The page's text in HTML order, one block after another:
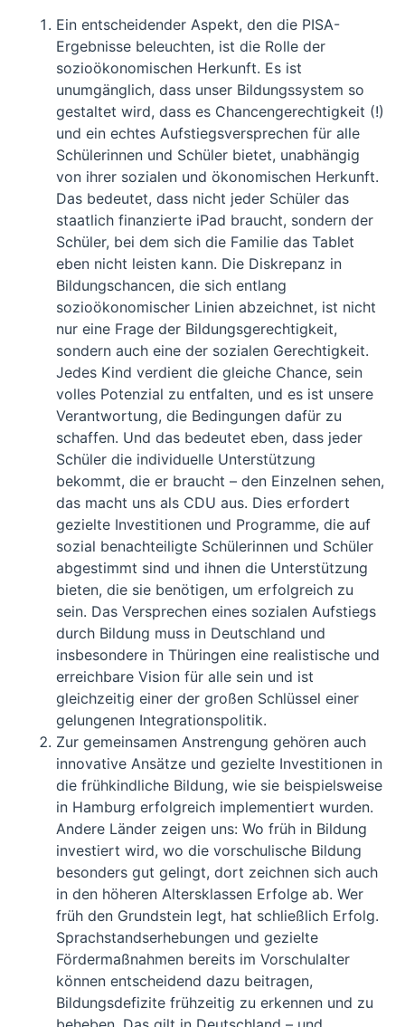
Ein entscheidender Aspekt, den die PISA-
Ergebnisse beleuchten, ist die Rolle der
sozioökonomischen Herkunft. Es ist
unumgänglich, dass unser Bildungssystem so
gestaltet wird, dass es Chancengerechtigkeit (!)
und ein echtes Aufstiegsversprechen für alle
Schülerinnen und Schüler bietet, unabhängig
von ihrer sozialen und ökonomischen Herkunft.
Das bedeutet, dass nicht jeder Schüler das
staatlich finanzierte iPad braucht, sondern der
Schüler, bei dem sich die Familie das Tablet
eben nicht leisten kann. Die Diskrepanz in
Bildungschancen, die sich entlang
sozioökonomischer Linien abzeichnet, ist nicht
nur eine Frage der Bildungsgerechtigkeit,
sondern auch eine der sozialen Gerechtigkeit.
Jedes Kind verdient die gleiche Chance, sein
volles Potenzial zu entfalten, und es ist unsere
Verantwortung, die Bedingungen dafür zu
schaffen. Und das bedeutet eben, dass jeder
Schüler die individuelle Unterstützung
bekommt, die er braucht – den Einzelnen sehen,
das macht uns als CDU aus. Dies erfordert
gezielte Investitionen und Programme, die auf
sozial benachteiligte Schülerinnen und Schüler
abgestimmt sind und ihnen die Unterstützung
bieten, die sie benötigen, um erfolgreich zu
sein. Das Versprechen eines sozialen Aufstiegs
durch Bildung muss in Deutschland und
insbesondere in Thüringen eine realistische und
erreichbare Vision für alle sein und ist
gleichzeitig einer der großen Schlüssel einer
gelungenen Integrationspolitik.
Zur gemeinsamen Anstrengung gehören auch
innovative Ansätze und gezielte Investitionen in
die frühkindliche Bildung, wie sie beispielsweise
in Hamburg erfolgreich implementiert wurden.
Andere Länder zeigen uns: Wo früh in Bildung
investiert wird, wo die vorschulische Bildung
besonders gut gelingt, dort zeichnen sich auch
in den höheren Altersklassen Erfolge ab. Wer
früh den Grundstein legt, hat schließlich Erfolg.
Sprachstandserhebungen und gezielte
Fördermaßnahmen bereits im Vorschulalter
können entscheidend dazu beitragen,
Bildungsdefizite frühzeitig zu erkennen und zu